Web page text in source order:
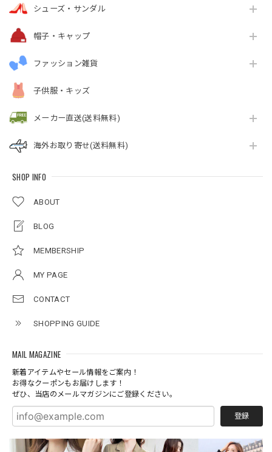
シューズ・サンダル
帽子・キャップ
ファッション雑貨
子供服・キッズ
メーカー直送(送料無料)
海外お取り寄せ(送料無料)
SHOP INFO
ABOUT
BLOG
MEMBERSHIP
MY PAGE
CONTACT
SHOPPING GUIDE
MAIL MAGAZINE
新着アイテムやセール情報をご案内！
お得なクーポンもお届けします！
ぜひ、当店のメールマガジンにご登録ください。
登録